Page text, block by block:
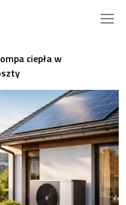
ciepła w